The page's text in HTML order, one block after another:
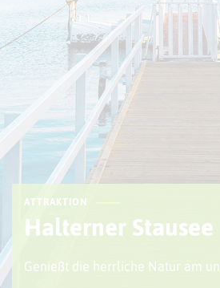
ATTRAKTION
Halterner Stausee
Genießt die herrliche Natur am